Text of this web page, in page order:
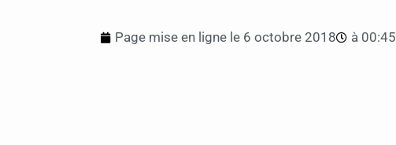
Page mise en ligne le 6 octobre 2018 à 00:45